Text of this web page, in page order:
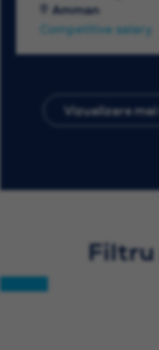
Amman
Competitive salary
Vizualizare